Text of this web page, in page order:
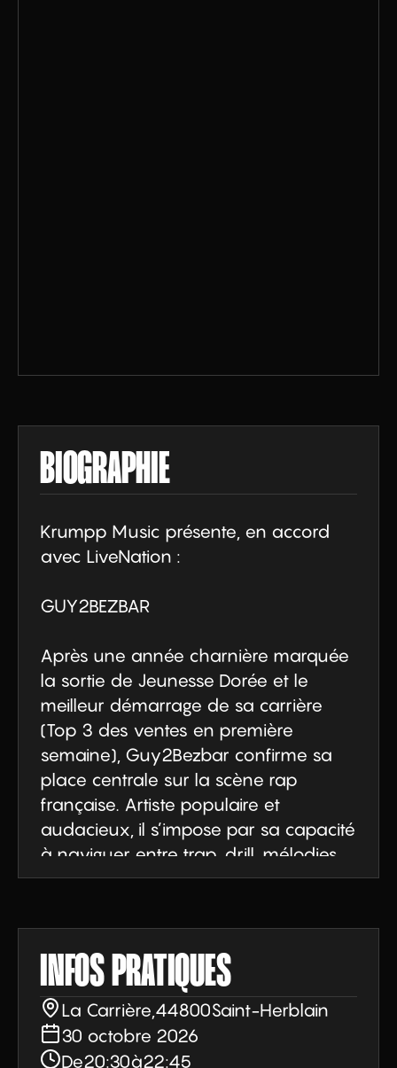
BIOGRAPHIE
Krumpp Music présente, en accord
avec LiveNation :
GUY2BEZBAR
Après une année charnière marquée
la sortie de Jeunesse Dorée et le
meilleur démarrage de sa carrière
(Top 3 des ventes en première
semaine), Guy2Bezbar confirme sa
place centrale sur la scène rap
française. Artiste populaire et
audacieux, il s’impose par sa capacité
à naviguer entre trap, drill, mélodies
et émotions, sans jamais perdre son
viraux comme Big Mama ou Monaco
(certifié diamant), et par des
collaborations prestigieuses, Guy
incarne une génération ambitieuse,
libre et créative.
Avec Jeunesse Dorée, véritable
INFOS PRATIQUES
La Carrière 44800Saint-Herblain
30 octobre 2026
De20:30à22:45